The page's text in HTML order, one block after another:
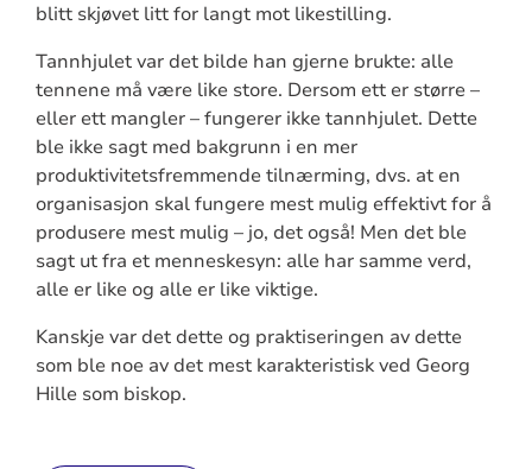
blitt skjøvet litt for langt mot likestilling.
Tannhjulet var det bilde han gjerne brukte: alle
tennene må være like store. Dersom ett er større –
eller ett mangler – fungerer ikke tannhjulet. Dette
ble ikke sagt med bakgrunn i en mer
produktivitetsfremmende tilnærming, dvs. at en
organisasjon skal fungere mest mulig effektivt for å
produsere mest mulig – jo, det også! Men det ble
sagt ut fra et menneskesyn: alle har samme verd,
alle er like og alle er like viktige.
Kanskje var det dette og praktiseringen av dette
som ble noe av det mest karakteristisk ved Georg
Hille som biskop.